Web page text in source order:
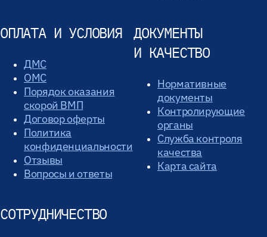
ОПЛАТА И УСЛОВИЯ
ДМС
ОМС
Порядок оказания
скорой ВМП
Договор оферты
Политика
конфиденциальности
Отзывы
Вопросы и ответы
ДОКУМЕНТЫ
И КАЧЕСТВО
Нормативные
документы
Контролирующие
органы
Служба контроля
качества
Карта сайта
СОТРУДНИЧЕСТВО